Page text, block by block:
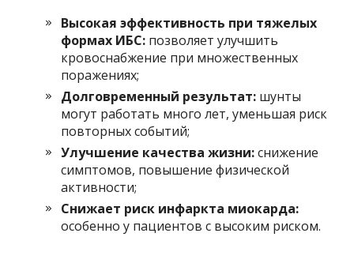
Высокая эффективность при тяжелых
формах ИБС: позволяет улучшить
кровоснабжение при множественных
поражениях;
Долговременный результат: шунты
могут работать много лет, уменьшая риск
повторных событий;
Улучшение качества жизни:снижение
симптомов, повышение физической
активности;
Снижает риск инфаркта миокарда:
особенно у пациентов с высоким риском.